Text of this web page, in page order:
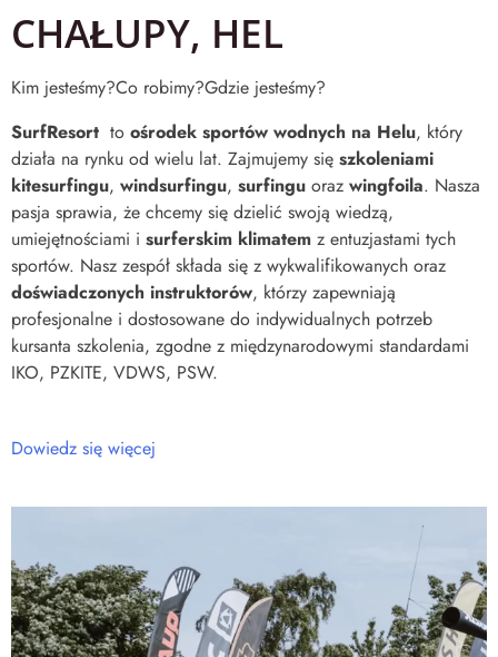
CHAŁUPY, HEL
Kim jesteśmy?Co robimy?Gdzie jesteśmy?
SurfResort to ośrodek sportów wodnych na Helu, który
działa na rynku od wielu lat. Zajmujemy się szkoleniami
kitesurfingu, windsurfingu, surfingu oraz wingfoila. Nasza
pasja sprawia, że chcemy się dzielić swoją wiedzą,
umiejętnościami i surferskim klimatem z entuzjastami tych
sportów. Nasz zespół składa się z wykwalifikowanych oraz
doświadczonych instruktorów, którzy zapewniają
profesjonalne i dostosowane do indywidualnych potrzeb
kursanta szkolenia, zgodne z międzynarodowymi standardami
IKO, PZKITE, VDWS, PSW.
Dowiedz się więcej